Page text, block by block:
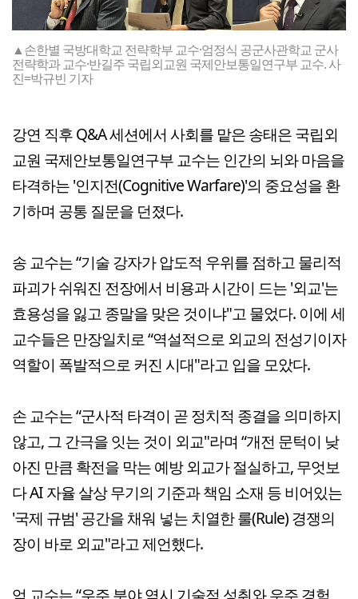
▲손한별 국방대학교 전략학부 교수·엄정식 공군사관학교 군사
전략학과 교수·반길주 국립외교원 국제안보통일연구부 교수. 사
진=박규빈 기자
강연 직후 Q&A 세션에서 사회를 맡은 송태은 국립외
교원 국제안보통일연구부 교수는 인간의 뇌와 마음을
타격하는 '인지전(Cognitive Warfare)'의 중요성을 환
기하며 공통 질문을 던졌다.
송 교수는 “기술 강자가 압도적 우위를 점하고 물리적
파괴가 쉬워진 전장에서 비용과 시간이 드는 '외교'는
효용성을 잃고 종말을 맞은 것이냐"고 물었다. 이에 세
교수들은 만장일치로 “역설적으로 외교의 전성기이자
역할이 폭발적으로 커진 시대"라고 입을 모았다.
손 교수는 “군사적 타격이 곧 정치적 종결을 의미하지
않고, 그 간극을 잇는 것이 외교"라며 “개전 문턱이 낮
아진 만큼 확전을 막는 예방 외교가 절실하고, 무엇보
다 AI 자율 살상 무기의 기준과 책임 소재 등 비어있는
'국제 규범' 공간을 채워 넣는 치열한 룰(Rule) 경쟁의
장이 바로 외교"라고 제언했다.